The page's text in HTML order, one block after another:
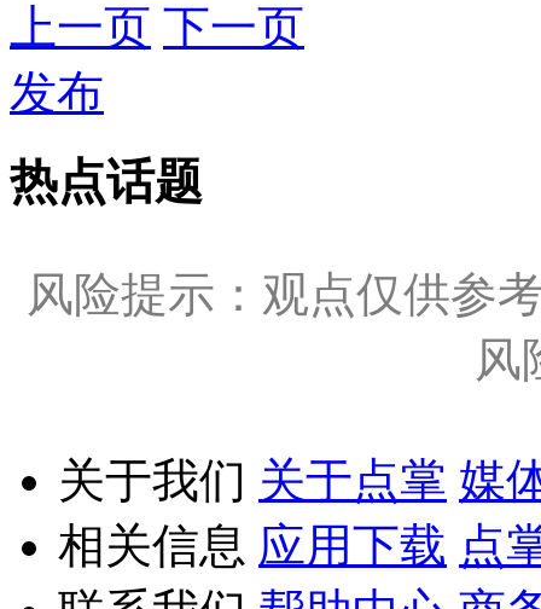
上一页 下一页
发布
热点话题
风险提示：观点仅供参
风
关于我们 关于点掌 媒
相关信息 应用下载 点